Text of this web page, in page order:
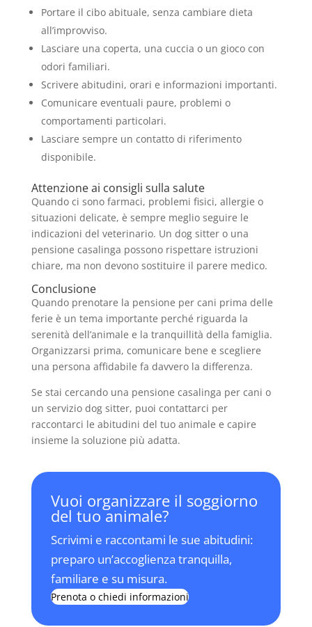
Portare il cibo abituale, senza cambiare dieta
all’improvviso.
Lasciare una coperta, una cuccia o un gioco con
odori familiari.
Scrivere abitudini, orari e informazioni importanti.
Comunicare eventuali paure, problemi o
comportamenti particolari.
Lasciare sempre un contatto di riferimento
disponibile.
Attenzione ai consigli sulla salute
Quando ci sono farmaci, problemi fisici, allergie o
situazioni delicate, è sempre meglio seguire le
indicazioni del veterinario. Un dog sitter o una
pensione casalinga possono rispettare istruzioni
chiare, ma non devono sostituire il parere medico.
Conclusione
Quando prenotare la pensione per cani prima delle
ferie è un tema importante perché riguarda la
serenità dell’animale e la tranquillità della famiglia.
Organizzarsi prima, comunicare bene e scegliere
una persona affidabile fa davvero la differenza.
Se stai cercando una pensione casalinga per cani o
un servizio dog sitter, puoi contattarci per
raccontarci le abitudini del tuo animale e capire
insieme la soluzione più adatta.
Vuoi organizzare il soggiorno
del tuo animale?
Scrivimi e raccontami le sue abitudini:
preparo un’accoglienza tranquilla,
familiare e su misura.
Prenota o chiedi informazioni